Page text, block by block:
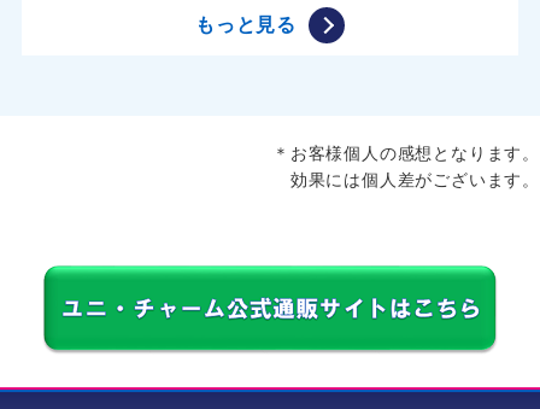
もっと見る
＊お客様個人の感想となります。
効果には個人差がございます。